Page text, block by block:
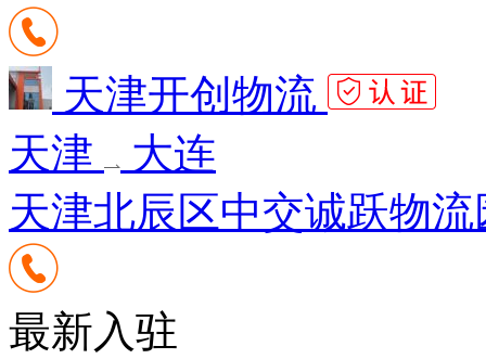
天津开创物流
天津
大连
天津北辰区中交诚跃物流
最新入驻